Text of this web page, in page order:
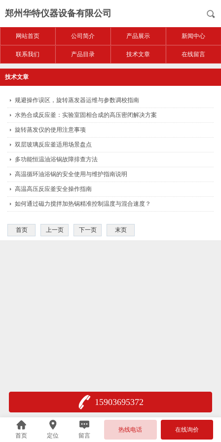
郑州华特仪器设备有限公司
网站首页 公司简介 产品展示 新闻中心
联系我们 产品目录 技术文章 在线留言
技术文章
规避操作误区，旋转蒸发器运维与参数调校指南
水热合成反应釜：实验室固相合成的高压密闭解决方案
旋转蒸发仪的使用注意事项
双层玻璃反应釜适用场景盘点
多功能恒温油浴锅故障排查方法
高温循环油浴锅的安全使用与维护指南说明
高温高压反应釜安全操作指南
如何通过磁力搅拌加热锅精准控制温度与混合速度？
首页 上一页 下一页 末页
15903695372
首页 定位 留言
热线电话 在线询价